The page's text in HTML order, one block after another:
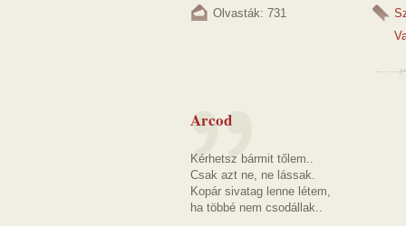
Olvasták: 731
Arcod
Kérhetsz bármit tőlem..
Csak azt ne, ne lássak.
Kopár sivatag lenne létem,
ha többé nem csodállak..